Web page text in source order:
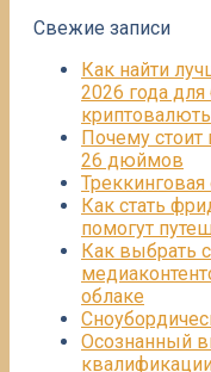
Свежие записи
Как найти
2026 года для
Почему
26 дюймов
Как стать
помогут
Как выбрать
облаке
Осознанный